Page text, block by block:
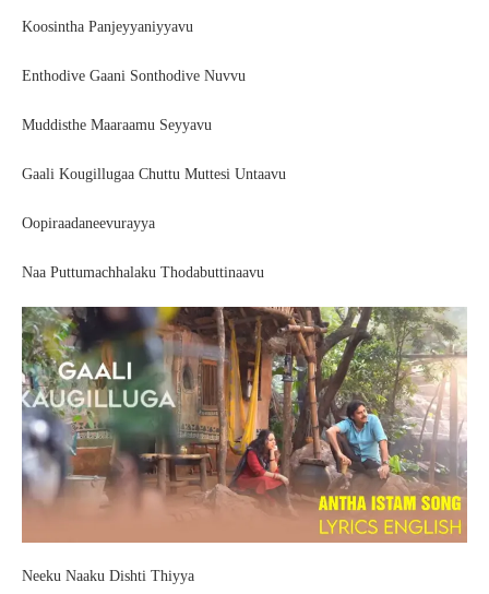
Koosintha Panjeyyaniyyavu
Enthodive Gaani Sonthodive Nuvvu
Muddisthe Maaraamu Seyyavu
Gaali Kougillugaa Chuttu Muttesi Untaavu
Oopiraadaneevurayya
Naa Puttumachhalaku Thodabuttinaavu
Neeku Naaku Dishti Thiyya